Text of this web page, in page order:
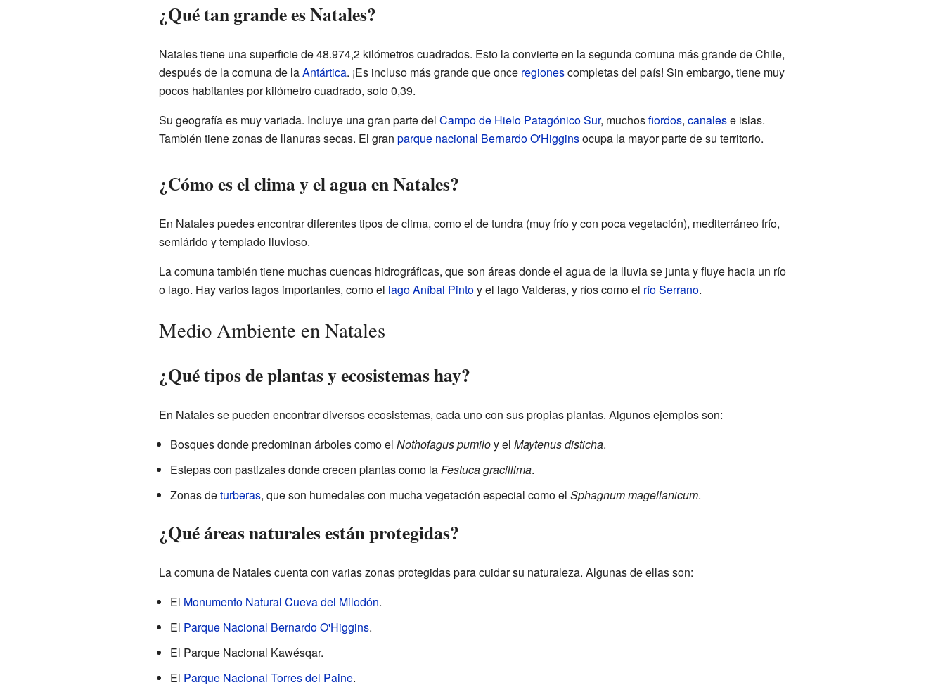
¿Qué tan grande es Natales?
Natales tiene una superficie de 48.974,2 kilómetros cuadrados. Esto la convierte en la segunda comuna más grande de Chile,
después de la comuna de laAntártica. ¡Es incluso más grande que once regionescompletas del país! Sin embargo, tiene muy
pocos habitantes por kilómetro cuadrado, solo 0,39.
Su geografía es muy variada. Incluye una gran parte del Campo de Hielo Patagónico Sur, muchosfiordos, canalese islas.
También tiene zonas de llanuras secas. El gran parque nacional Bernardo O'Higginsocupa la mayor parte de su territorio.
¿Cómo es el clima y el agua en Natales?
En Natales puedes encontrar diferentes tipos de clima, como el de tundra (muy frío y con poca vegetación), mediterráneo frío,
semiárido y templado lluvioso.
La comuna también tiene muchas cuencas hidrográficas, que son áreas donde el agua de la lluvia se junta y fluye hacia un río
o lago. Hay varios lagos importantes, como el lago Aníbal Pintoy el lago Valderas, y ríos como el río Serrano.
Medio Ambiente en Natales
¿Qué tipos de plantas y ecosistemas hay?
En Natales se pueden encontrar diversos ecosistemas, cada uno con sus propias plantas. Algunos ejemplos son:
Bosques donde predominan árboles como el Nothofagus pumiloy el Maytenus disticha.
Estepas con pastizales donde crecen plantas como laFestuca gracillima.
Zonas deturberas, que son humedales con mucha vegetación especial como el Sphagnum magellanicum.
¿Qué áreas naturales están protegidas?
La comuna de Natales cuenta con varias zonas protegidas para cuidar su naturaleza. Algunas de ellas son:
El Monumento Natural Cueva del Milodón.
El Parque Nacional Bernardo O'Higgins.
El Parque Nacional Kawésqar.
El Parque Nacional Torres del Paine.